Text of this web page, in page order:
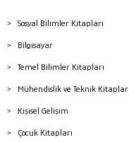
Sosyal Bilimler Kitapları
Bilgisayar
Temel Bilimler Kitapları
Mühendislik ve Teknik Kitaplar
Kişisel Gelişim
Çocuk Kitapları